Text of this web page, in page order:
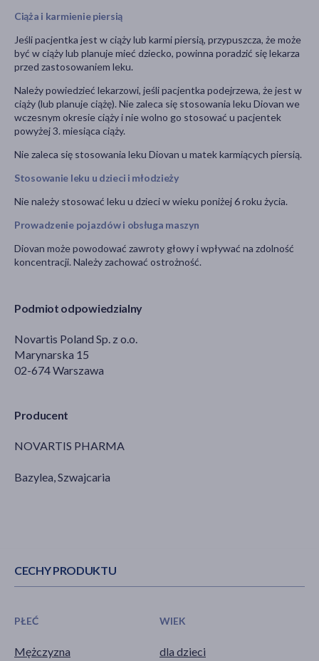
Podmiot odpowiedzialny
Novartis Poland Sp. z o.o.
Marynarska 15
02-674 Warszawa
Producent
NOVARTIS PHARMA
Bazylea, Szwajcaria
Ciąża i karmienie piersią
Jeśli pacjentka jest w ciąży lub karmi piersią, przypuszcza, że może
być w ciąży lub planuje mieć dziecko, powinna poradzić się lekarza
przed zastosowaniem leku.
Należy powiedzieć lekarzowi, jeśli pacjentka podejrzewa, że jest w
ciąży (lub planuje ciążę). Nie zaleca się stosowania leku Diovan we
wczesnym okresie ciąży i nie wolno go stosować u pacjentek
powyżej 3. miesiąca ciąży.
Nie zaleca się stosowania leku Diovan u matek karmiących piersią.
Stosowanie leku u dzieci i młodzieży
Nie należy stosować leku u dzieci w wieku poniżej 6 roku życia.
Prowadzenie pojazdów i obsługa maszyn
Diovan może powodować zawroty głowy i wpływać na zdolność
koncentracji. Należy zachować ostrożność.
CECHY PRODUKTU
PŁEĆ
Mężczyzna
WIEK
dla dzieci